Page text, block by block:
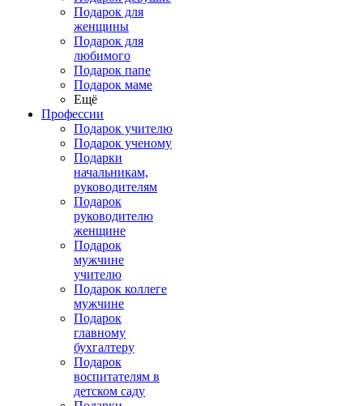
Подарок для
женщины
Подарок для
любимого
Подарок папе
Подарок маме
Ещё
Профессии
Подарок учителю
Подарок ученому
Подарки
начальникам,
руководителям
Подарок
руководителю
женщине
Подарок
мужчине
учителю
Подарок коллеге
мужчине
Подарок
главному
бухгалтеру
Подарок
воспитателям в
детском саду